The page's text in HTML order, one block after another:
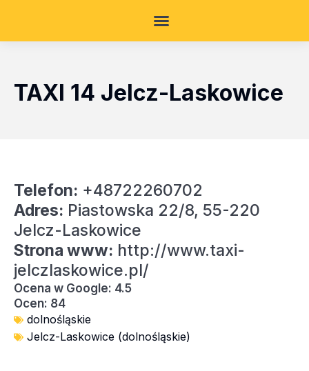
TAXI 14 Jelcz-Laskowice
Telefon: +48722260702
Adres: Piastowska 22/8, 55-220
Jelcz-Laskowice
Strona www: http://www.taxi-
jelczlaskowice.pl/
Ocena w Google: 4.5
Ocen: 84
dolnośląskie
Jelcz-Laskowice (dolnośląskie)